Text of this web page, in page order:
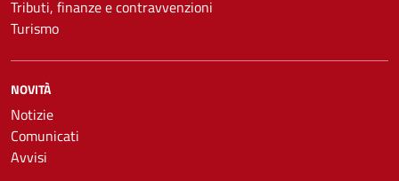
Tributi, finanze e contravvenzioni
Turismo
NOVITÀ
Notizie
Comunicati
Avvisi